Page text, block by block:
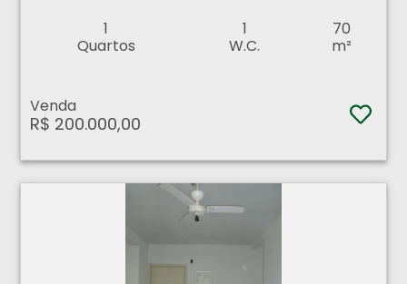
1
Quartos
1
W.C.
70
m²
Venda
R$ 200.000,00